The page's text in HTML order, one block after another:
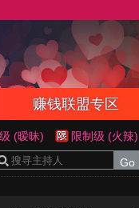
赚钱联盟专区
(暧昧)
限制级 (火辣)